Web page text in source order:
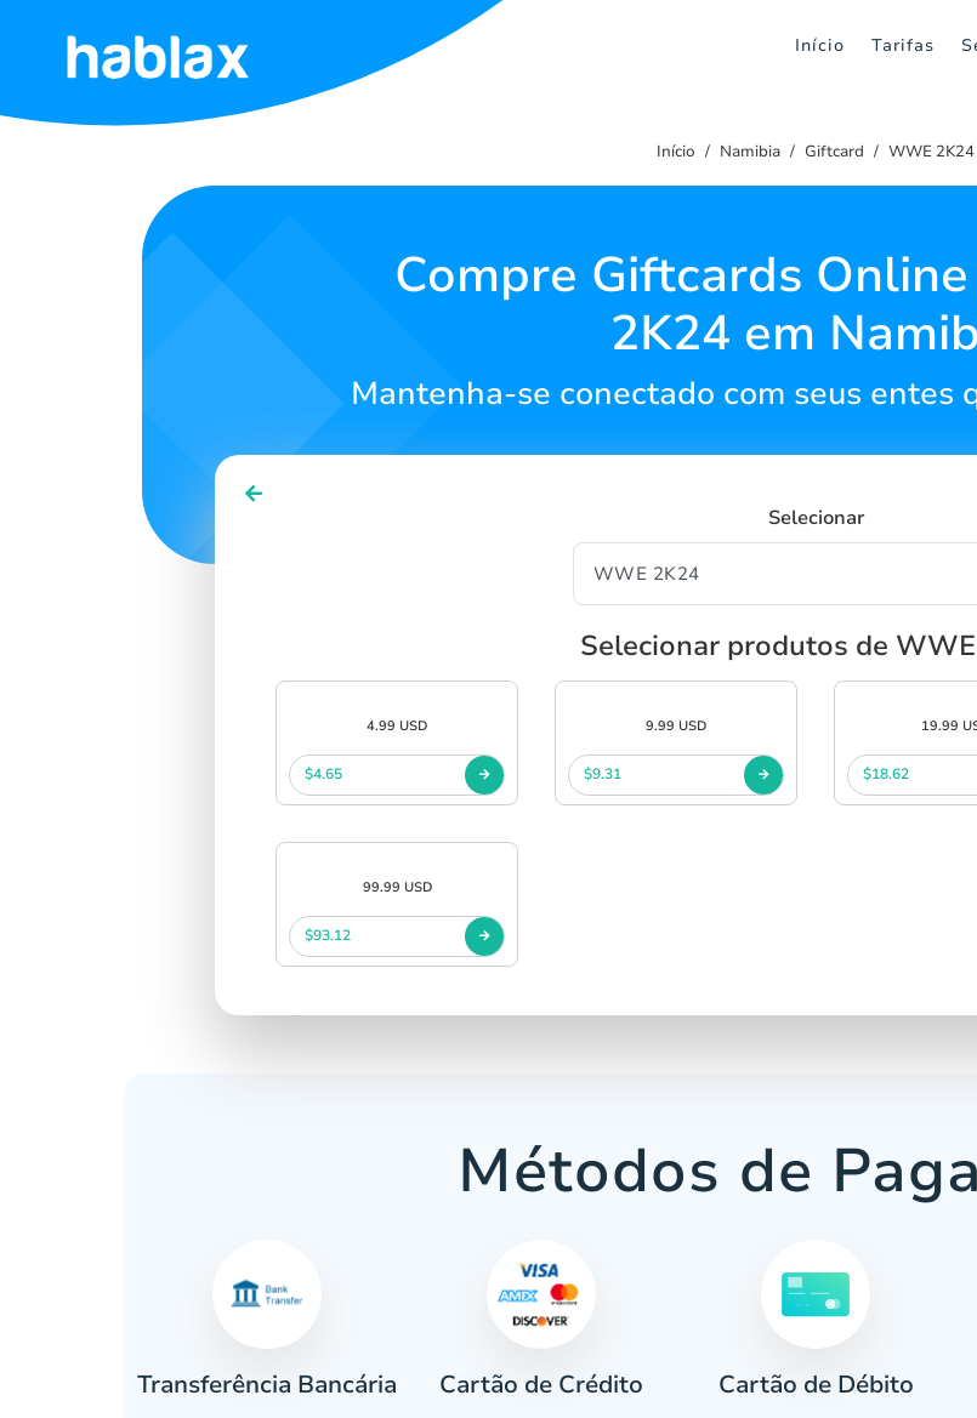
Início Tarifas
Início
SIGN UP
Início Namibia Giftcard WWE 2K24
Compre Giftcards
2K24 em
Mantenha-se conectado com seus entes
Selecionar
Selecionar produtos de
4.99 USD
$4.65
9.99 USD
$9.31
19.99
$18.62
99.99 USD
$93.12
Métodos de
Transferência Bancária Cartão de Crédito Cartão de Débito